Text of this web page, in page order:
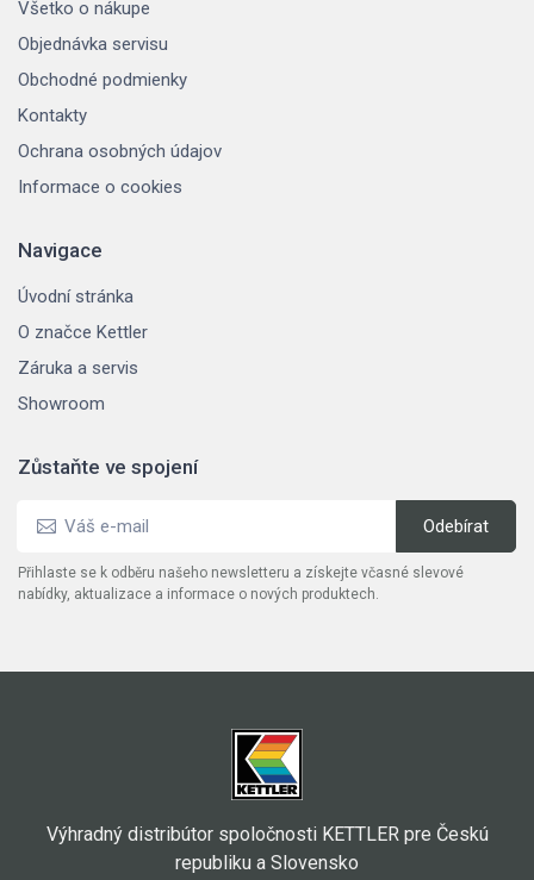
Všetko o nákupe
Objednávka servisu
Obchodné podmienky
Kontakty
Ochrana osobných údajov
Informace o cookies
Navigace
Úvodní stránka
O značce Kettler
Záruka a servis
Showroom
Zůstaňte ve spojení
Přihlaste se k odběru našeho newsletteru a získejte včasné slevové
nabídky, aktualizace a informace o nových produktech.
Výhradný distribútor spoločnosti KETTLER pre Českú
republiku a Slovensko